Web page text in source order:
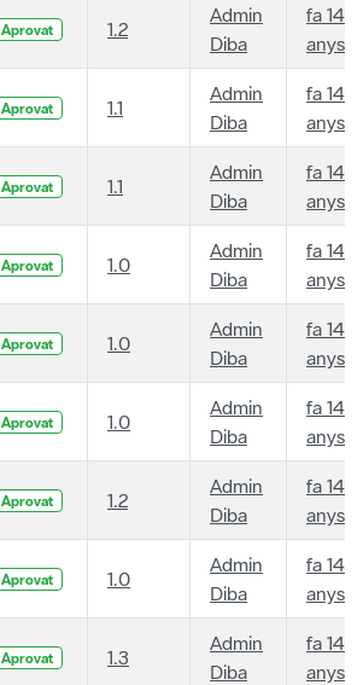
Aprovat 1.2
Admin
Diba
fa 14
anys
Aprovat 1.1
Admin
Diba
fa 14
anys
Aprovat 1.1
Admin
Diba
fa 14
anys
Aprovat 1.0
Admin
Diba
fa 14
anys
Aprovat 1.0
Admin
Diba
fa 14
anys
Aprovat 1.0
Admin
Diba
fa 14
anys
Aprovat 1.2
Admin
Diba
fa 14
anys
Aprovat 1.0
Admin
Diba
fa 14
anys
Aprovat 1.3
Admin
Diba
fa 14
anys